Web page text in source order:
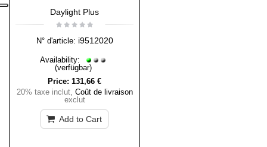
Daylight Plus
N° d'article: i9512020
Availability:
(verfügbar)
Price: 131,66 €
20% taxe inclut, Coût de livraison
exclut
Add to Cart